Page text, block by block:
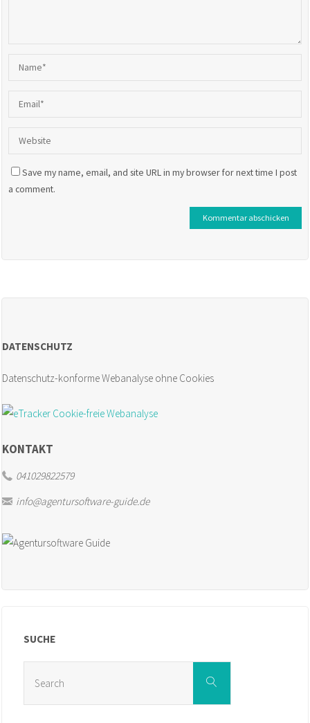
Save my name, email, and site URL in my browser for next time I post
a comment.
DATENSCHUTZ
Datenschutz-konforme Webanalyse ohne Cookies
KONTAKT
041029822579
info@agentursoftware-guide.de
SUCHE
Search